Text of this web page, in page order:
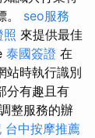
。 seo服務
照 來提供最佳
泰國簽證 在
站時執行識別
分有趣且有
整服務的辦
台中按摩推薦